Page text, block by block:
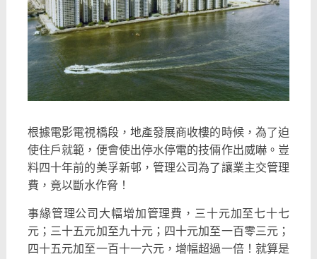
根據電影電視橋段，地產發展商收樓的時候，為了迫
使住戶就範，便會使出停水停電的技倆作出威嚇。豈
料四十年前的美孚新邨，管理公司為了讓業主交管理
費，竟以斷水作脅！
事緣管理公司大幅增加管理費，三十元加至七十七
元；三十五元加至九十元；四十元加至一百零三元；
四十五元加至一百十一六元，增幅超過一倍！就算是